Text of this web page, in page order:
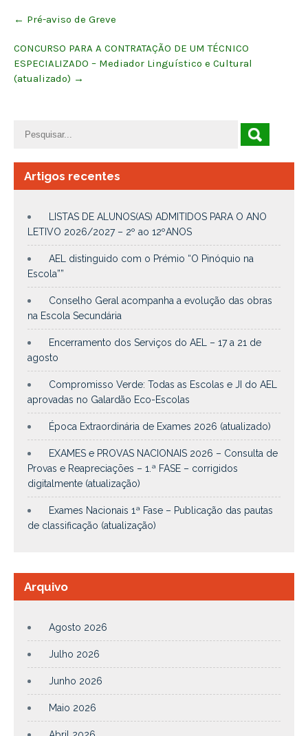
navigation
← Pré-aviso de Greve
CONCURSO PARA A CONTRATAÇÃO DE UM TÉCNICO
ESPECIALIZADO – Mediador Linguístico e Cultural
(atualizado) →
Artigos recentes
LISTAS DE ALUNOS(AS) ADMITIDOS PARA O ANO
LETIVO 2026/2027 – 2º ao 12ºANOS
AEL distinguido com o Prémio “O Pinóquio na
Escola””
Conselho Geral acompanha a evolução das obras
na Escola Secundária
Encerramento dos Serviços do AEL – 17 a 21 de
agosto
Compromisso Verde: Todas as Escolas e JI do AEL
aprovadas no Galardão Eco-Escolas
Época Extraordinária de Exames 2026 (atualizado)
EXAMES e PROVAS NACIONAIS 2026 – Consulta de
Provas e Reapreciações – 1.ª FASE – corrigidos
digitalmente (atualização)
Exames Nacionais 1ª Fase – Publicação das pautas
de classificação (atualização)
Arquivo
Agosto 2026
Julho 2026
Junho 2026
Maio 2026